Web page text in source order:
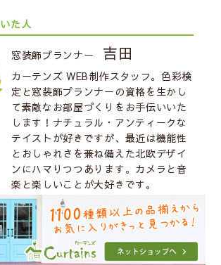
た人
窓装飾プランナー 吉田
カーテンズ WEB制作スタッフ。色彩検
定と窓装飾プランナーの資格を生かし
て素敵なお部屋づくりをお手伝いいた
します！ナチュラル・アンティークな
テイストが好きですが、最近は機能性
とおしゃれさを兼ね備えた北欧デザイ
ンにハマりつつあります。カメラと音
楽と楽しいことが大好きです。